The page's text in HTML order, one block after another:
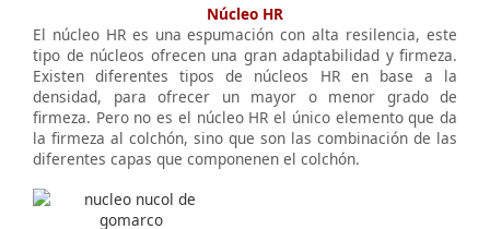
Núcleo HR
El núcleo HR es una espumación con alta resilencia, este
tipo de núcleos ofrecen una gran adaptabilidad y firmeza.
Existen diferentes tipos de núcleos HR en base a la
densidad, para ofrecer un mayor o menor grado de
firmeza. Pero no es el núcleo HR el único elemento que da
la firmeza al colchón, sino que son las combinación de las
diferentes capas que componenen el colchón.